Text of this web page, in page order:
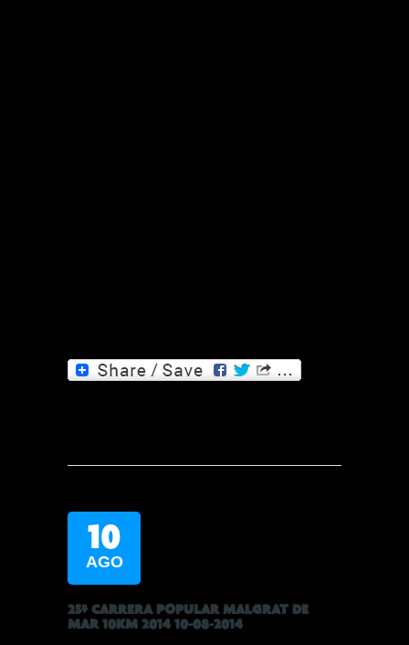
10
AGO
25ª CARRERA POPULAR MALGRAT DE
MAR 10KM 2014 10-08-2014